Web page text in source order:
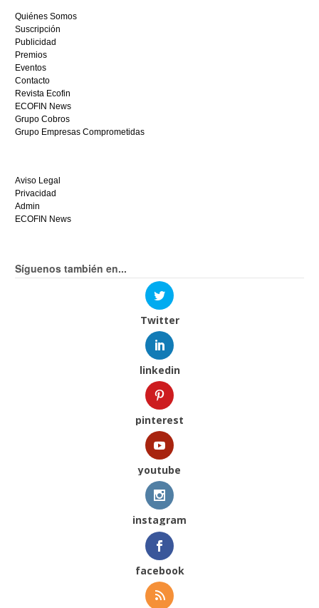
ganar
hoy
mismo.
Quiénes Somos
Suscripción
Publicidad
Premios
Eventos
Contacto
Revista Ecofin
ECOFIN News
Grupo Cobros
Grupo Empresas Comprometidas
Aviso Legal
Privacidad
Admin
ECOFIN News
Síguenos también en...
Twitter
linkedin
pinterest
youtube
instagram
facebook